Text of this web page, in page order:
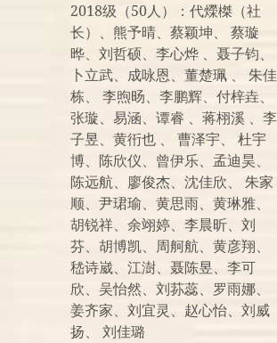
2018级（50人）：代爃榤（社
长）、熊予晴、蔡颖坤、 蔡璇
晔、刘哲硕、李心烨 、聂子钧、
卜立武、成咏恩、董楚珮 、 朱佳
栋、 李煦旸、李鹏辉、付梓垚、
张璇、易涵、谭睿 、蒋栩溪 、李
子昱、黄衎也 、 曹泽宇、 杜宇
博、陈欣仪、曾伊乐、孟迪昊、
陈远航、廖俊杰、沈佳欣、 朱家
顺、尹珺瑜、黄思雨、黄琳雅、
胡锐祥、余翊婷、李晨昕、刘
芬、胡博凯、周舸航、黄彦翔、
嵇诗崴、江澍、聂陈昱、李可
欣、吴怡然、刘荪蕊、罗雨娜、
姜齐家、刘宜灵、赵心怡、刘威
扬、 刘佳璐